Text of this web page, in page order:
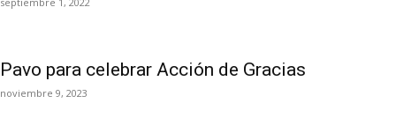
Pavo para celebrar Acción de Gracias
noviembre 9, 2023